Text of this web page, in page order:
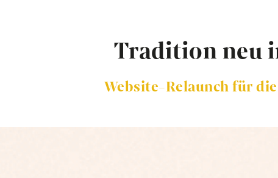
Tradition neu
Website-Relaunch für